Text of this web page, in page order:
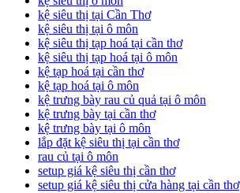
kệ siêu thị tại Cần Thơ
kệ siêu thị tại ô môn
kệ siêu thị tạp hoá tại cần thơ
kệ siêu thị tạp hoá tại ô môn
kệ tạp hoá tại cần thơ
kệ tạp hoá tại ô môn
kệ trưng bày rau củ quả tại ô môn
kệ trưng bày tại cần thơ
kệ trưng bày tại ô môn
lắp đặt kệ siêu thị tại cần thơ
rau củ tại ô môn
setup giá kệ siêu thị cần thơ
setup giá kệ siêu thị cửa hàng tại cần thơ